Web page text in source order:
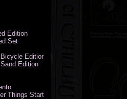
Edition
Set
Edition
Edition
Things Starter Set